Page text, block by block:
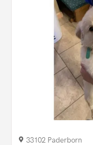
33102 Paderborn